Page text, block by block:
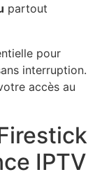
partout
pour
interruption.
accès au
IPTV